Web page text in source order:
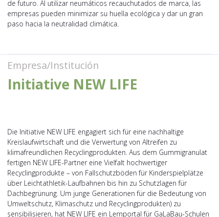
de futuro. Al utilizar neumáticos recauchutados de marca, las
empresas pueden minimizar su huella ecológica y dar un gran
paso hacia la neutralidad climática.
Empresa/Institución
Initiative NEW LIFE
Die Initiative NEW LIFE engagiert sich für eine nachhaltige
Kreislaufwirtschaft und die Verwertung von Altreifen zu
klimafreundlichen Recyclingprodukten. Aus dem Gummigranulat
fertigen NEW LIFE-Partner eine Vielfalt hochwertiger
Recyclingprodukte – von Fallschutzböden für Kinderspielplätze
über Leichtathletik-Laufbahnen bis hin zu Schutzlagen für
Dachbegrünung. Um junge Generationen für die Bedeutung von
Umweltschutz, Klimaschutz und Recyclingprodukten) zu
sensibilisieren, hat NEW LIFE ein Lernportal für GaLaBau-Schulen